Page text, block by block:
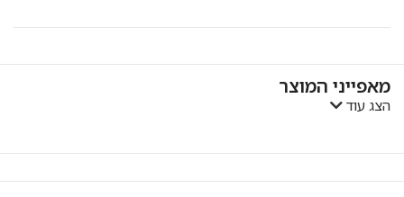
מאפייני המוצר
הצג עוד